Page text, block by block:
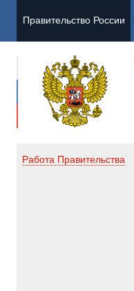
Правительство России
Работа Правительства